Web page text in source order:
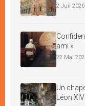
2 Juil 2026
ami »
22 Mai
Un
Léon XIV